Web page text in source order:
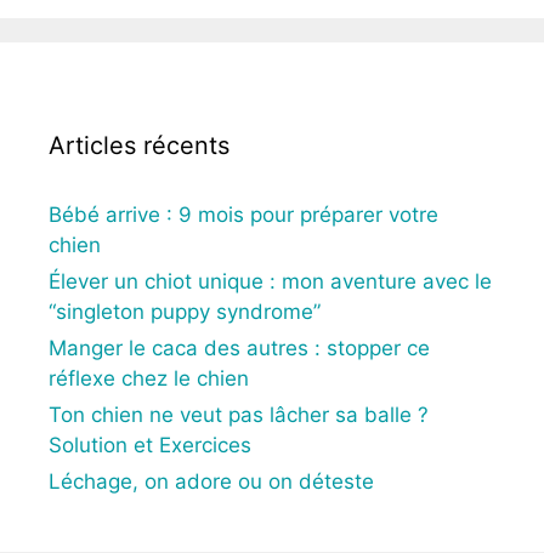
Articles récents
Bébé arrive : 9 mois pour préparer votre
chien
Élever un chiot unique : mon aventure avec le
“singleton puppy syndrome”
Manger le caca des autres : stopper ce
réflexe chez le chien
Ton chien ne veut pas lâcher sa balle ?
Solution et Exercices
Léchage, on adore ou on déteste